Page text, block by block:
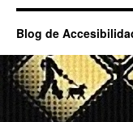
Blog de